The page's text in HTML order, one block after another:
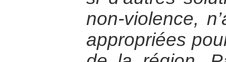
non-violence,
appropriées